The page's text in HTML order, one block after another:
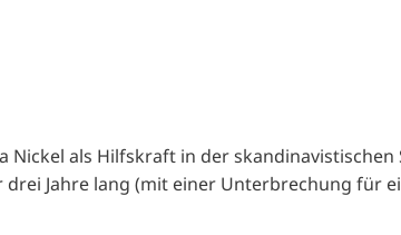
Nickel als Hilfskraft in der
Jahre lang (mit einer Unterbrechung für